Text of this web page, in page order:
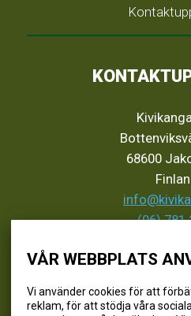
VÅR WEBBPLATS
Vi använder cookies för att
reklam, för att stödja våra
68600
(06) 781
SEURAA